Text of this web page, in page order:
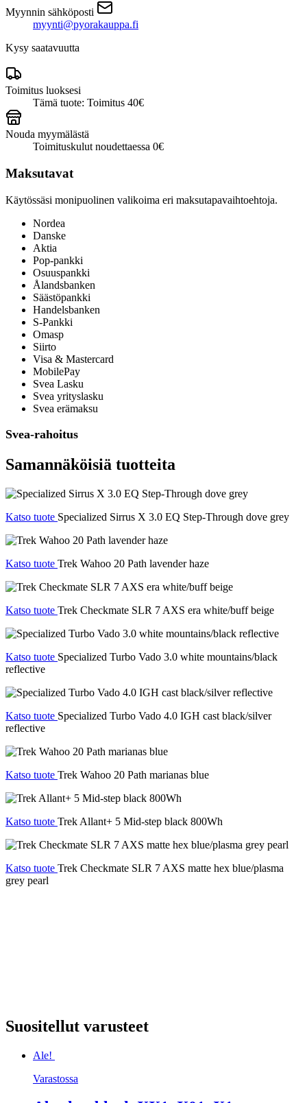
Myynnin sähköposti
myynti@pyorakauppa.fi
Kysy saatavuutta
Toimitus luoksesi
Tämä tuote: Toimitus 40€
Nouda myymälästä
Toimituskulut noudettaessa 0€
Maksutavat
Käytössäsi monipuolinen valikoima eri maksutapavaihtoehtoja.
Nordea
Danske
Aktia
Pop-pankki
Osuuspankki
Ålandsbanken
Säästöpankki
Handelsbanken
S-Pankki
Omasp
Siirto
Visa & Mastercard
MobilePay
Svea Lasku
Svea yrityslasku
Svea erämaksu
Svea-rahoitus
Samannäköisiä tuotteita
Katso tuote Specialized Sirrus X 3.0 EQ Step-Through dove grey
Katso tuote Trek Wahoo 20 Path lavender haze
Katso tuote Trek Checkmate SLR 7 AXS era white/buff beige
Katso tuote Specialized Turbo Vado 3.0 white mountains/black
reflective
Katso tuote Specialized Turbo Vado 4.0 IGH cast black/silver
reflective
Katso tuote Trek Wahoo 20 Path marianas blue
Katso tuote Trek Allant+ 5 Mid-step black 800Wh
Katso tuote Trek Checkmate SLR 7 AXS matte hex blue/plasma
grey pearl
Suositellut varusteet
Ale!
Varastossa